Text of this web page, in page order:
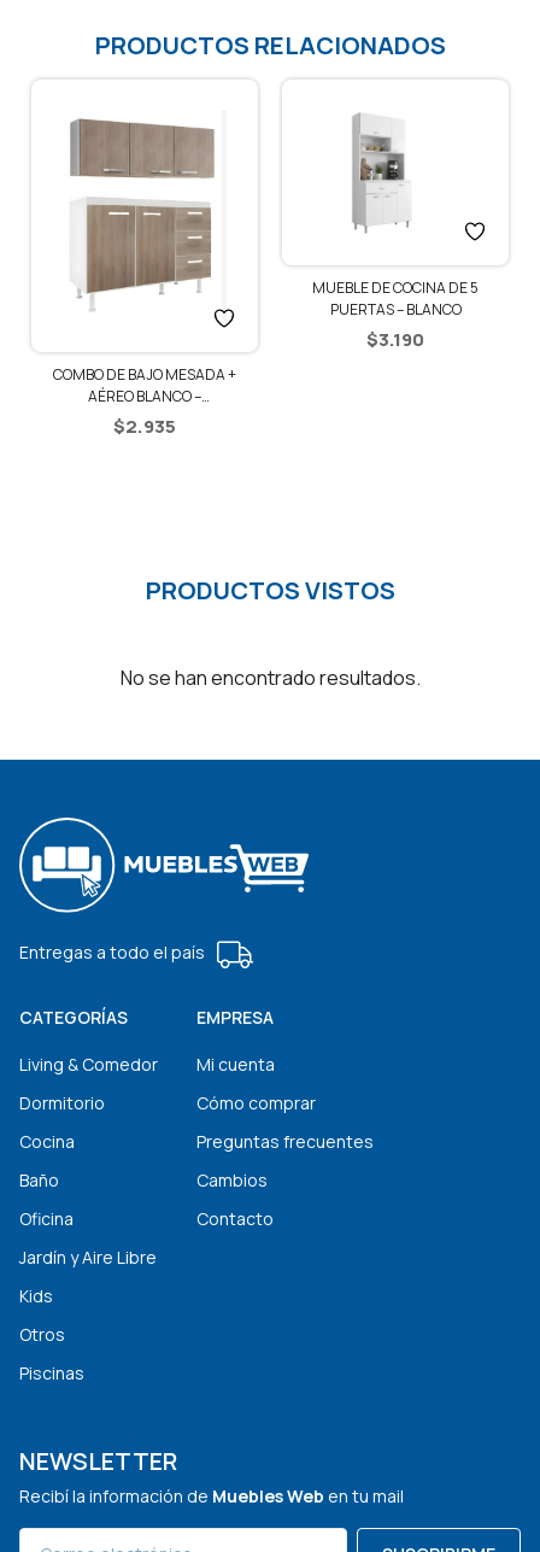
PRODUCTOS RELACIONADOS
COMBO DE BAJO MESADA +
AÉREO BLANCO –
BLANCO/RÚSTICO
$2.935
MUEBLE DE COCINA DE 5
PUERTAS – BLANCO
$3.190
PRODUCTOS VISTOS
No se han encontrado resultados.
Entregas a todo el país
CATEGORÍAS
Living & Comedor
Dormitorio
Cocina
Baño
Oficina
Jardín y Aire Libre
Kids
Otros
Piscinas
EMPRESA
Mi cuenta
Cómo comprar
Preguntas frecuentes
Cambios
Contacto
NEWSLETTER
Recibí la información de Muebles Web en tu mail